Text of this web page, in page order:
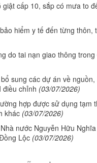
giật cấp 10, sắp có mưa to
hiểm y tế đến từng thôn,
do tai nạn giao thông
sung các dự án về
điều chỉnh (03/07/2026)
hợp được sử dụng tạm
khác (03/07/2026)
nước Nguyễn Hữu
Lộc (03/07/2026)